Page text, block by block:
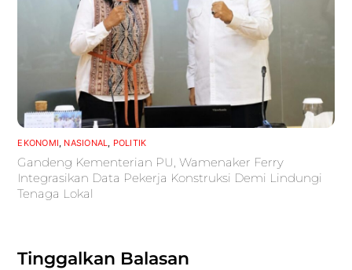
EKONOMI, NASIONAL, POLITIK
Gandeng Kementerian PU, Wamenaker Ferry
Integrasikan Data Pekerja Konstruksi Demi Lindungi
Tenaga Lokal
Tinggalkan Balasan